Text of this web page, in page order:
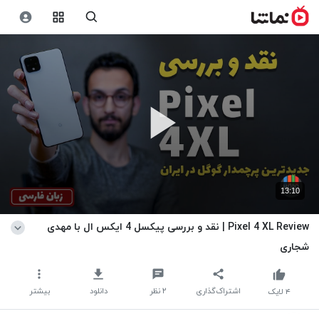
13:10
Pixel 4 XL Review | نقد و بررسی پیکسل 4 ایکس ال با مهدی
شجاری
اشتراک‌گذاری ۲ نظر دانلود بیشتر ۴ لایک